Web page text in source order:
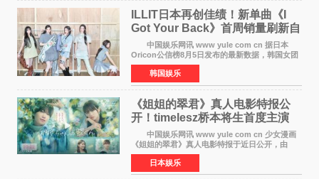
ILLIT日本再创佳绩！新单曲《I
Got Your Back》首周销量刷新自
身纪录
中国娱乐网讯 www yule com cn 据日本
Oricon公信榜8月5日发布的最新数据，韩国女团
ILLIT在日本发行的第二张单曲《I Got Your
Back》首周销量达到71,009张，成功跻身最新一
期周单曲排行
韩国娱乐
《姐姐的翠君》真人电影特报公
开！timelesz桥本将生首度主演
12月4日上映
中国娱乐网讯 www yule com cn 少女漫画
《姐姐的翠君》真人电影特报于近日公开，由
timelesz成员桥本将生担任主演，这也是他首次
担任电影主演，引发高度关注。 女高中生咲
苗翠（中岛瑠菜
日本娱乐